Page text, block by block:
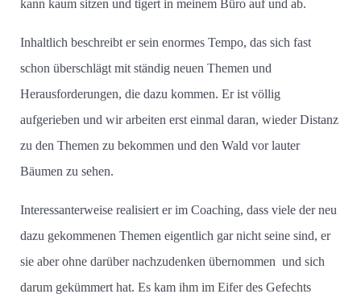
kann kaum sitzen und tigert in meinem Büro auf und ab.
Inhaltlich beschreibt er sein enormes Tempo, das sich fast
schon überschlägt mit ständig neuen Themen und
Herausforderungen, die dazu kommen. Er ist völlig
aufgerieben und wir arbeiten erst einmal daran, wieder Distanz
zu den Themen zu bekommen und den Wald vor lauter
Bäumen zu sehen.
Interessanterweise realisiert er im Coaching, dass viele der neu
dazu gekommenen Themen eigentlich gar nicht seine sind, er
sie aber ohne darüber nachzudenken übernommen und sich
darum gekümmert hat. Es kam ihm im Eifer des Gefechts